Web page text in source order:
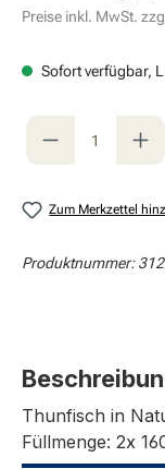
Preise inkl. MwSt.
Sofort verfügbar,
Produkt
Zum Merkzettel
Produktnummer:
Thunfisch in
Füllmenge: 2x